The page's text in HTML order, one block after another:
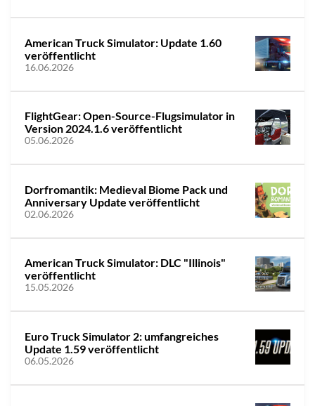
American Truck Simulator: Update 1.60
veröffentlicht
16.06.2026
FlightGear: Open-Source-Flugsimulator in
Version 2024.1.6 veröffentlicht
05.06.2026
Dorfromantik: Medieval Biome Pack und
Anniversary Update veröffentlicht
02.06.2026
American Truck Simulator: DLC "Illinois"
veröffentlicht
15.05.2026
Euro Truck Simulator 2: umfangreiches
Update 1.59 veröffentlicht
06.05.2026